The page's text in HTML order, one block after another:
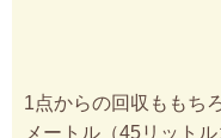
1点からの回収ももち
メートル（45リット